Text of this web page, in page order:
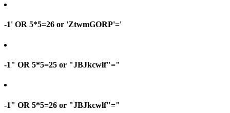
-1' OR 5*5=26 or 'ZtwmGORP'='
-1" OR 5*5=25 or "JBJkcwlf"="
-1" OR 5*5=26 or "JBJkcwlf"="